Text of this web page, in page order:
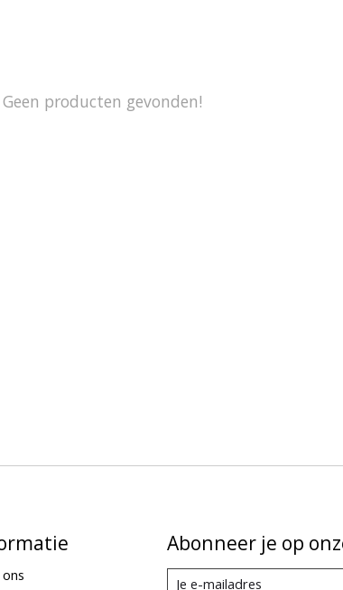
Geen producten gevonden!
Abonneer je op